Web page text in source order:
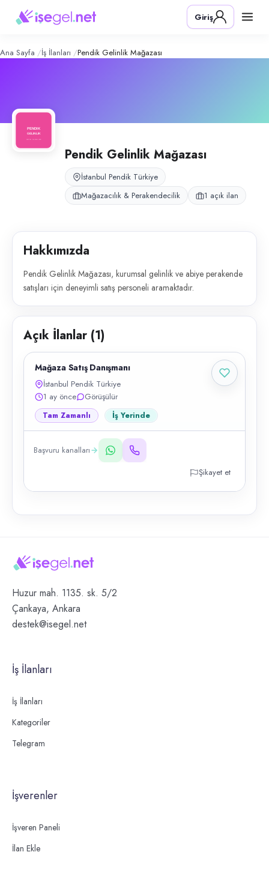
Gelinlik Mağazası – Şirket
Konum:
Pendik Gelinlik Mağazası, kurumsal gelinlik ve abiye perakende
Giriş
Ana Sayfa İş İlanları Pendik Gelinlik Mağazası
Pendik Gelinlik Mağazası
İstanbul Pendik Türkiye
Mağazacılık & Perakendecilik
1 açık ilan
Hakkımızda
Pendik Gelinlik Mağazası, kurumsal gelinlik ve abiye perakende
satışları için deneyimli satış personeli aramaktadır.
Açık İlanlar (1)
Mağaza Satış Danışmanı
İstanbul Pendik Türkiye
1 ay önce
Görüşülür
Tam Zamanlı İş Yerinde
Başvuru kanalları
Şikayet et
Huzur mah. 1135. sk. 5/2
Çankaya, Ankara
destek@isegel.net
İş İlanları
İş İlanları
Kategoriler
Telegram
İşverenler
İşveren Paneli
İlan Ekle